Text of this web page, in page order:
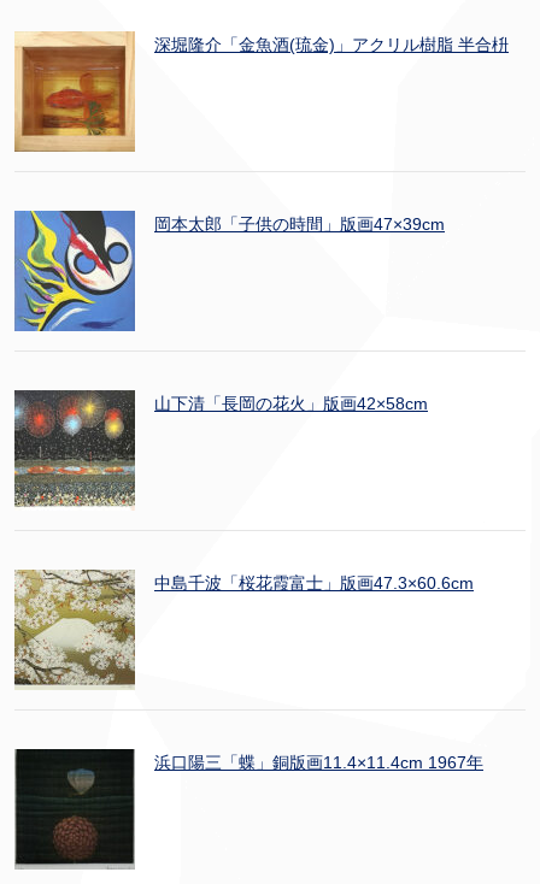
深堀隆介「金魚酒(琉金)」アクリル樹脂 半合枡
岡本太郎「子供の時間」版画47×39cm
山下清「長岡の花火」版画42×58cm
中島千波「桜花霞富士」版画47.3×60.6cm
浜口陽三「蝶」銅版画11.4×11.4cm 1967年